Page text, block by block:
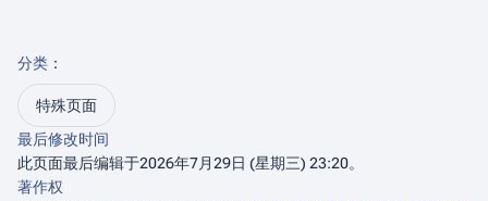
分类 ：​
特殊页面
最后修改时间
此页面最后编辑于2026年7月29日 (星期三) 23:20。
著作权